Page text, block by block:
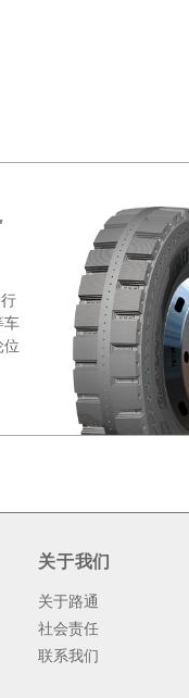
车
位
关于我们
关于路通
社会责任
联系我们